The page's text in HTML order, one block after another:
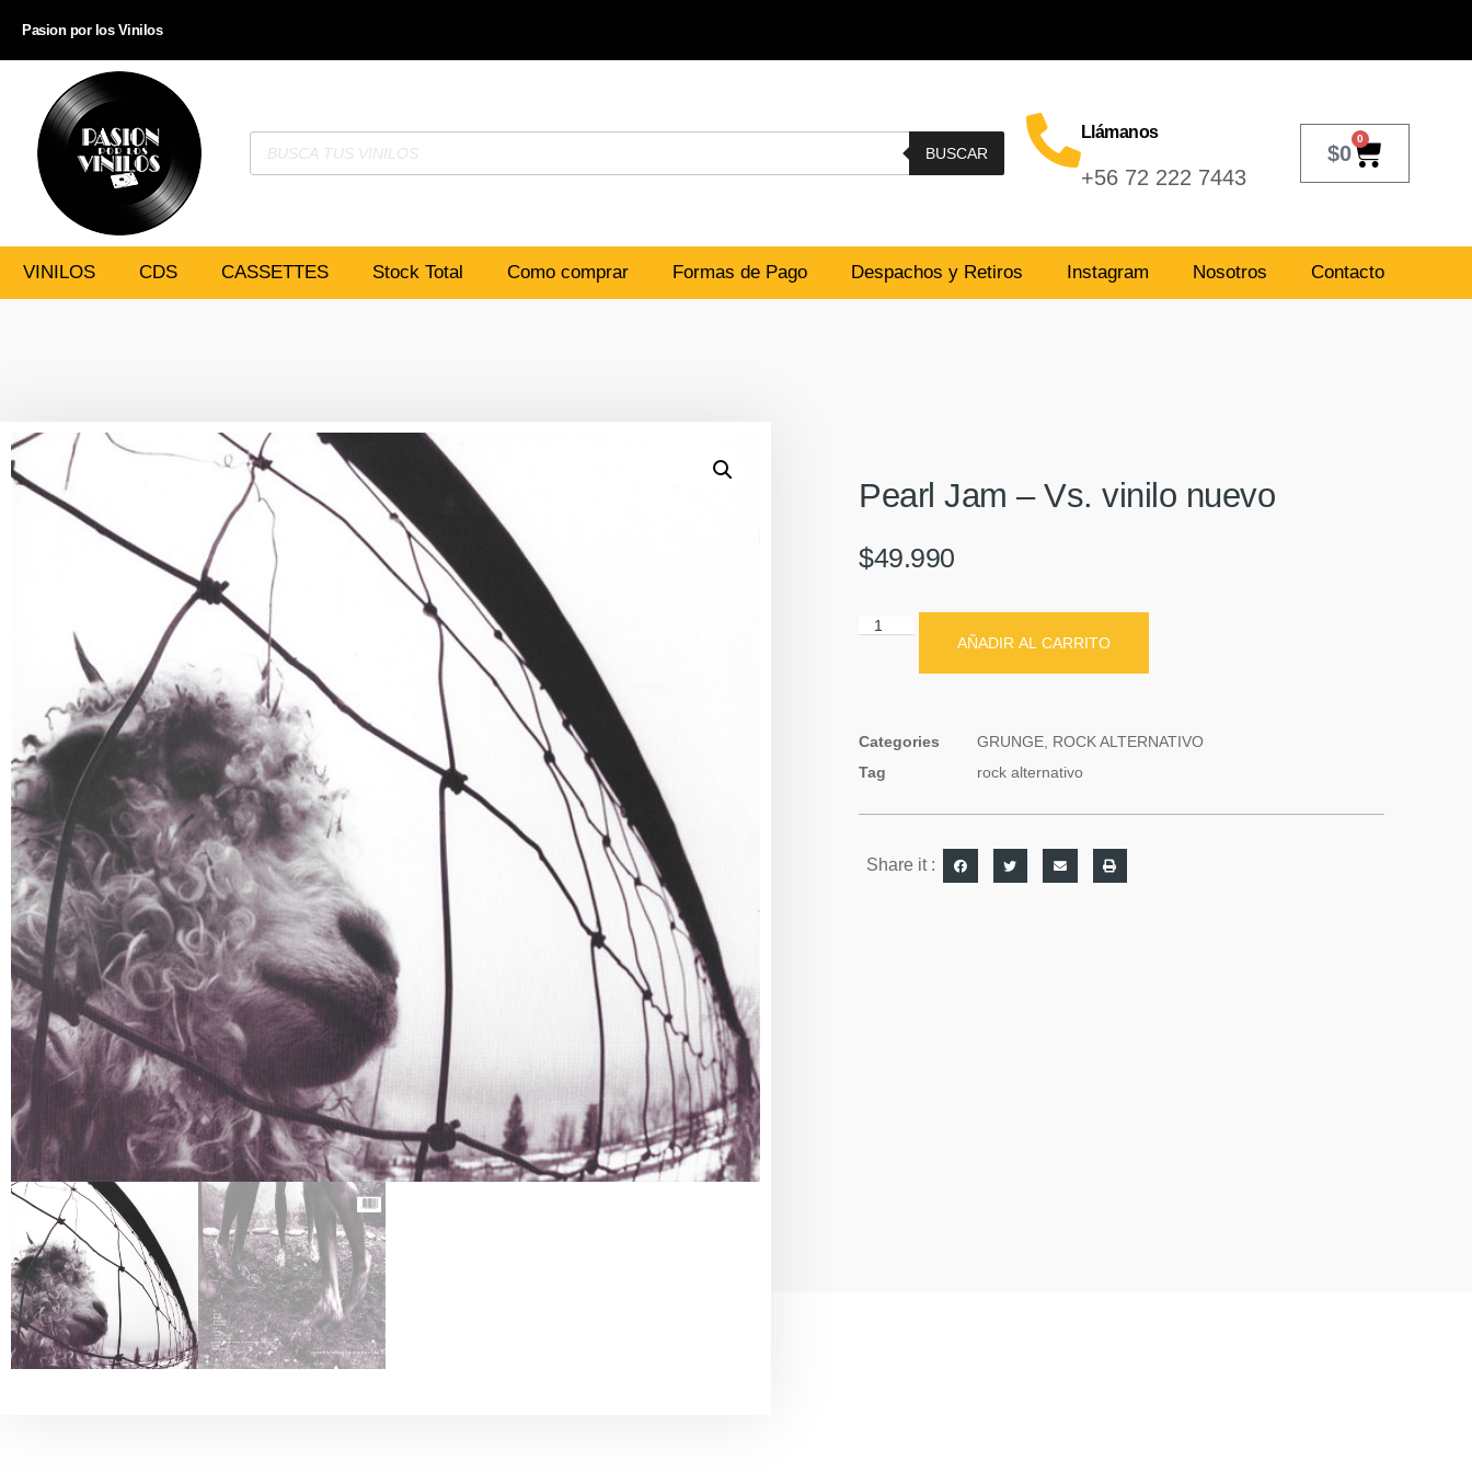
Pasion por los Vinilos
BUSCAR
Llámanos
+56 72 222 7443
$0
0
VINILOS CDS CASSETTES Stock Total Como comprar Formas de Pago Despachos y Retiros Instagram Nosotros Contacto
Pearl Jam ‎– Vs. vinilo nuevo
$49.990
AÑADIR AL CARRITO
Categories GRUNGE, ROCK ALTERNATIVO
Tag
rock alternativo
Share it :